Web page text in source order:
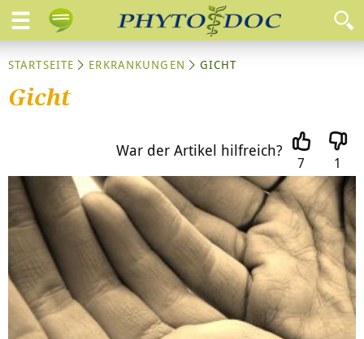
STARTSEITE ERKRANKUNGEN GICHT
Gicht
War der Artikel hilfreich?
7 1